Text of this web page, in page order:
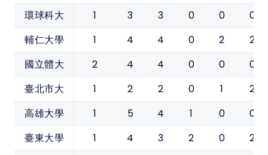
環球科大 1 3 3 0 0 0
輔仁大學 1 4 4 0 2 2
國立體大 2 4 4 0 0 0
臺北市大 1 2 2 0 1 2
高雄大學 1 5 4 1 0 0
臺東大學 1 4 3 2 0 2